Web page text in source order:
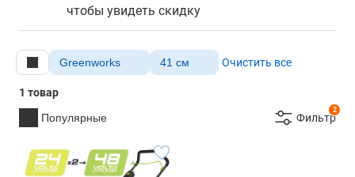
чтобы увидеть скидку
Greenworks 41 см Очистить все
1 товар
Популярные
2
Фильтр